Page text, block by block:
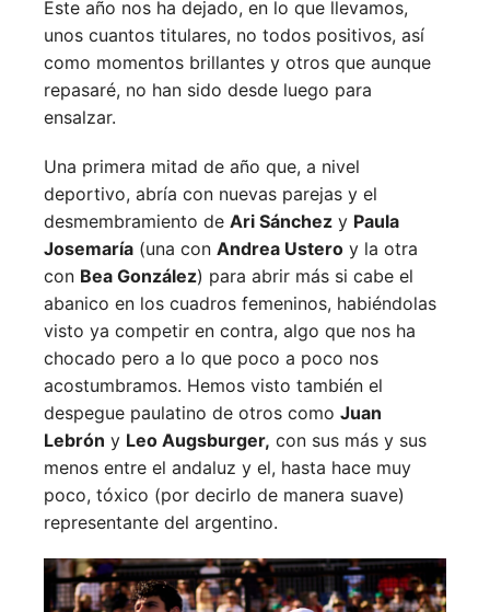
Este año nos ha dejado, en lo que llevamos,
unos cuantos titulares, no todos positivos, así
como momentos brillantes y otros que aunque
repasaré, no han sido desde luego para
ensalzar.
Una primera mitad de año que, a nivel
deportivo, abría con nuevas parejas y el
desmembramiento de Ari Sánchez y Paula
Josemaría (una con Andrea Ustero y la otra
con Bea González) para abrir más si cabe el
abanico en los cuadros femeninos, habiéndolas
visto ya competir en contra, algo que nos ha
chocado pero a lo que poco a poco nos
acostumbramos. Hemos visto también el
despegue paulatino de otros como Juan
Lebrón y Leo Augsburger, con sus más y sus
menos entre el andaluz y el, hasta hace muy
poco, tóxico (por decirlo de manera suave)
representante del argentino.